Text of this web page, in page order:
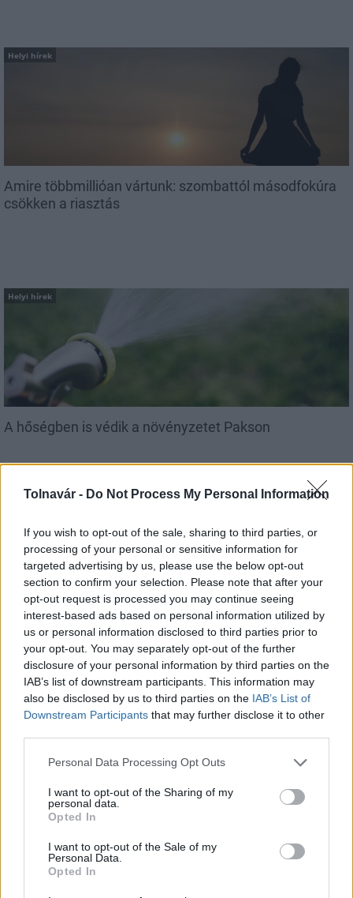
Tolnavár - Do Not Process My Personal Information
If you wish to opt-out of the sale, sharing to third parties, or
processing of your personal or sensitive information for
targeted advertising by us, please use the below opt-out
section to confirm your selection. Please note that after your
opt-out request is processed you may continue seeing
interest-based ads based on personal information utilized by
us or personal information disclosed to third parties prior to
your opt-out. You may separately opt-out of the further
disclosure of your personal information by third parties on the
IAB’s list of downstream participants. This information may
also be disclosed by us to third parties on the IAB’s List of
Downstream Participants that may further disclose it to other
Please note that this website/app uses one or more Google
not limited to your visit or usage behaviour. You may click to
grant or deny consent to Google and its third-party tags to
use your data for below specified purposes in below Google
consent section.
Personal Data Processing Opt Outs
I want to opt-out of the Sharing of my
personal data.
Opted In
I want to opt-out of the Sale of my
Personal Data.
Opted In
Helyi hírek
Amire többmillióan vártunk: szombattól másodfokúra
csökken a riasztás
Helyi hírek
A hőségben is védik a növényzetet Pakson
MAGYAR ÉPÍTŐK
Aktuális
műemlékfelújítás
Történelmi táj, amelynek minden köve mesél –
megújul a tatai Angolkert
A projekt részeként megújulnak a területen található